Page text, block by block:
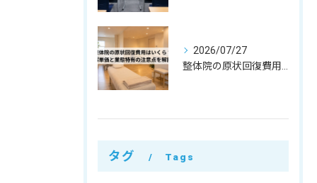
2026/07/27
タグ Tags